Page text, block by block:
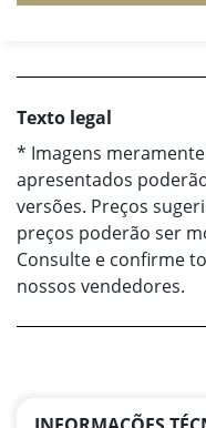
Texto legal
* Imagens
apresentados
versões. Preços
preços poderão ser
Consulte e confirme
nossos vendedores.